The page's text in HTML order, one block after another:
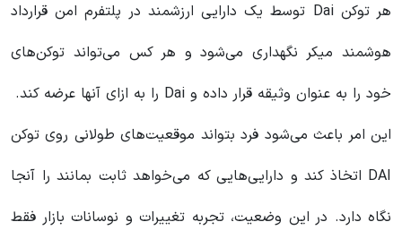
هر توکن Dai توسط یک دارایی ارزشمند در پلتفرم امن قرارداد
هوشمند میکر نگهداری می‌شود و هر کس می‌تواند توکن‌های
خود را به عنوان وثیقه قرار داده و Dai را به ازای آنها عرضه کند.
این امر باعث می‌شود فرد بتواند موقعیت‌های طولانی روی توکن
DAI اتخاذ کند و دارایی‌هایی که می‌خواهد ثابت بمانند را آنجا
نگاه دارد. در این وضعیت، تجربه تغییرات و نوسانات بازار فقط